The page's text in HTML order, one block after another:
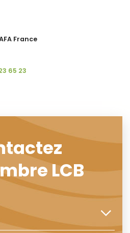
France
65 23
LCB